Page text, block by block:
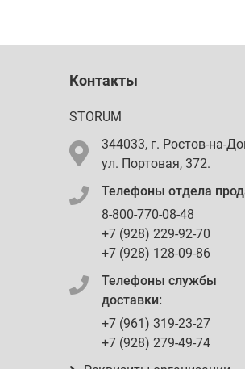
Контакты
STORUM
344033, г. Ростов-на-
ул. Портовая, 372.
Телефоны отдела
8-800-770-08-48
+7 (928) 229-92-70
+7 (928) 128-09-86
Телефоны службы
доставки:
+7 (961) 319-23-27
+7 (928) 279-49-74